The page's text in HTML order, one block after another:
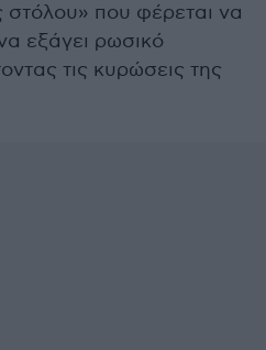
που φέρεται να
εξάγει ρωσικό
τις κυρώσεις της